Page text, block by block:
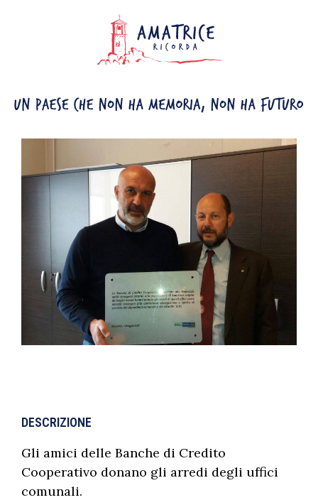
DESCRIZIONE
Gli amici delle Banche di Credito
Cooperativo donano gli arredi degli uffici
comunali.